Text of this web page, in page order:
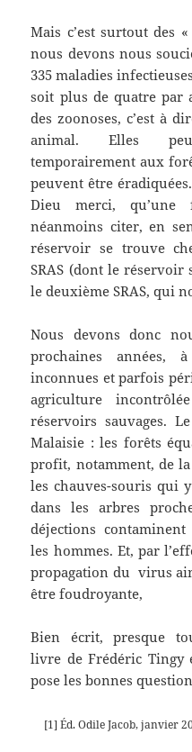
Mais c’est surtout des
nous devons nous
335 maladies
soit plus de quatre par
des zoonoses, c’est à
animal. Elles
temporairement aux
peuvent être
Dieu merci,
néanmoins citer, en
réservoir se trouve
SRAS (dont le réservoir
le deuxième SRAS, qui
Nous devons donc
prochaines années,
inconnues et parfois
agriculture
réservoirs sauvages.
Malaisie : les forêts
profit, notamment, de
les chauves-souris qui
dans les arbres
déjections
les hommes. Et, par
propagation du virus
être foudroyante,
Bien écrit, presque
livre de Frédéric Tingy
pose les bonnes
[1] Éd. Odile Jacob, janvier